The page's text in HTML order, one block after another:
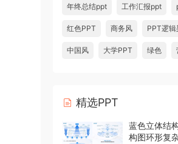
年终总结ppt 工作汇报ppt
红色PPT 商务风 PPT逻辑
中国风 大学PPT 绿色
精选PPT
蓝色立体结
构图环形复